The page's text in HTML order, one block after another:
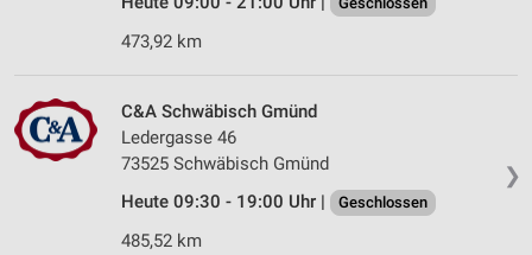
473,92 km
❯
C&A Schwäbisch Gmünd
Ledergasse 46
73525 Schwäbisch Gmünd
Heute 09:30 - 19:00 Uhr |
Geschlossen
485,52 km
Inhalten
IAB-Besonderheiten:
Verwendung genauer Standortdaten
Geräte anhand von aktiv angeforderten
Informationen identifizieren